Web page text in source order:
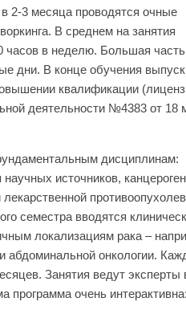
2-3 месяца проводятся очные
В среднем на занятия
часов в неделю. Большая часть
дни. В конце обучения
квалификации
деятельности №4383 от 18
дисциплинам:
источников,
семестра вводятся
локализациям рака –
абдоминальной онкологии.
Занятия ведут эксперты
программа очень